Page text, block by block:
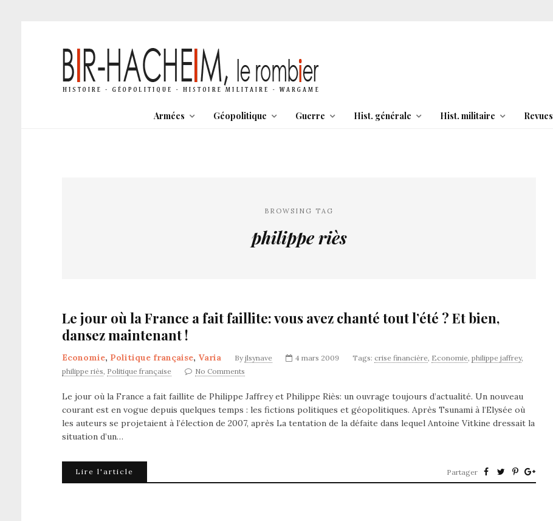
Armées Géopolitique Guerre Hist. générale Hist. militaire Revues
BROWSING TAG
philippe riès
Le jour où la France a fait faillite: vous avez chanté tout l’été ? Et bien,
dansez maintenant !
Economie, Politique française, Varia By jlsynave 4 mars 2009 Tags: crise financière, Economie, philippe jaffrey,
philippe riès, Politique française No Comments
Le jour où la France a fait faillite de Philippe Jaffrey et Philippe Riès: un ouvrage toujours d’actualité. Un nouveau
courant est en vogue depuis quelques temps : les fictions politiques et géopolitiques. Après Tsunami à l’Elysée où
les auteurs se projetaient à l’élection de 2007, après La tentation de la défaite dans lequel Antoine Vitkine dressait la
situation d’un…
Lire l'article Partager